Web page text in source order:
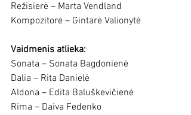
Režisierė – Marta Vendland
Kompozitorė – Gintarė Valionytė
Vaidmenis atlieka:
Sonata – Sonata Bagdonienė
Dalia – Rita Danielė
Aldona – Edita Baluškevičienė
Rima – Daiva Fedenko